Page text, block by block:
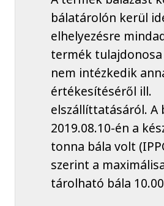
bálatárolón kerül
elhelyezésre
termék tulajdonosa
nem intézkedik
értékesítéséről ill.
elszállíttatásáról. A
2019.08.10-én a
tonna bála volt
szerint a
tárolható bála